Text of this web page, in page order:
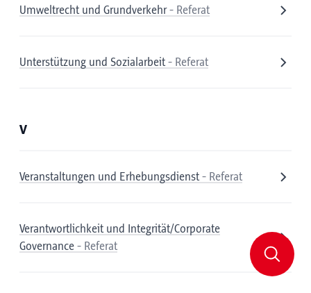
Umweltrecht und Grundverkehr- Referat
Unterstützung und Sozialarbeit- Referat
V
Veranstaltungen und Erhebungsdienst- Referat
Verantwortlichkeit und Integrität/Corporate
Governance - Referat